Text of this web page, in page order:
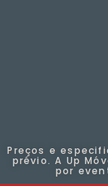
Preços e
prévio. A Up
por